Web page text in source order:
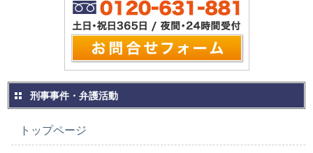
刑事事件・弁護活動
トップページ